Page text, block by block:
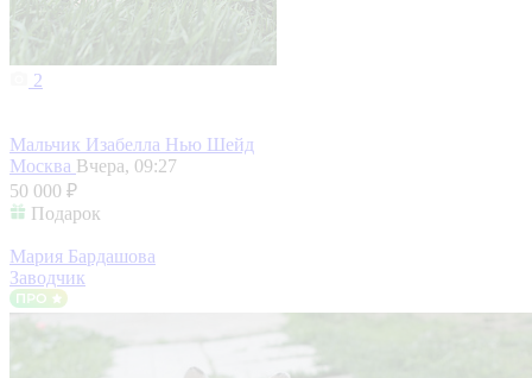
2
Мальчик Изабелла Нью Шейд
Москва Вчера, 09:27
50 000 ₽
Подарок
Мария Бардашова
Заводчик